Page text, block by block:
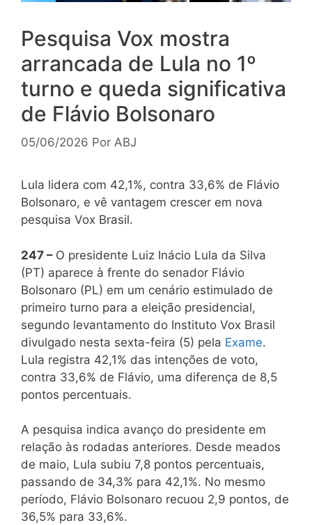
Pesquisa Vox mostra
arrancada de Lula no 1º
turno e queda significativa
de Flávio Bolsonaro
05/06/2026 Por ABJ
Lula lidera com 42,1%, contra 33,6% de Flávio
Bolsonaro, e vê vantagem crescer em nova
pesquisa Vox Brasil.
247 – O presidente Luiz Inácio Lula da Silva
(PT) aparece à frente do senador Flávio
Bolsonaro (PL) em um cenário estimulado de
primeiro turno para a eleição presidencial,
segundo levantamento do Instituto Vox Brasil
divulgado nesta sexta-feira (5) pela Exame.
Lula registra 42,1% das intenções de voto,
contra 33,6% de Flávio, uma diferença de 8,5
pontos percentuais.
A pesquisa indica avanço do presidente em
relação às rodadas anteriores. Desde meados
de maio, Lula subiu 7,8 pontos percentuais,
passando de 34,3% para 42,1%. No mesmo
período, Flávio Bolsonaro recuou 2,9 pontos, de
36,5% para 33,6%.